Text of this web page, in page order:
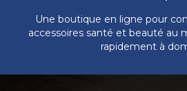
Une boutique en ligne pour
accessoires santé et beauté au
rapidement à